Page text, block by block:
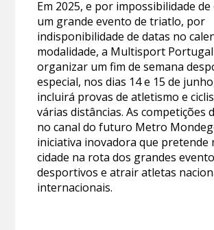
Em 2025, e por impossibilidade
um grande evento de triatlo, por
indisponibilidade de datas no
modalidade, a Multisport
organizar um fim de semana
especial, nos dias 14 e 15 de
incluirá provas de atletismo e
várias distâncias. As competições
no canal do futuro Metro
iniciativa inovadora que pretende
cidade na rota dos grandes
desportivos e atrair atletas
internacionais.